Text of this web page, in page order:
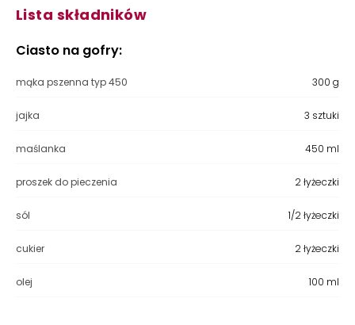
Lista składników
Ciasto na gofry:
mąka pszenna typ 450 300 g
jajka 3 sztuki
maślanka 450 ml
proszek do pieczenia 2 łyżeczki
sól 1/2 łyżeczki
cukier 2 łyżeczki
olej 100 ml